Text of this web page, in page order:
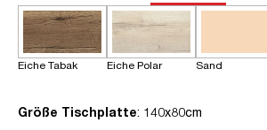
Eiche Tabak Eiche Polar Sand
Größe Tischplatteauswählen
: 140x80cm